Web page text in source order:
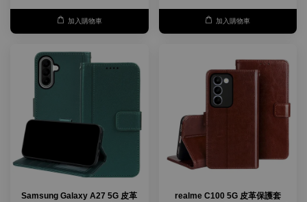
加入購物車 加入購物車
Samsung Galaxy A27 5G 皮革
realme C100 5G 皮革保護套